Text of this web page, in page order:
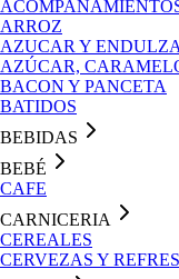
ARROZ
AZUCAR Y
AZÚCAR,
BACON Y PANCETA
BATIDOS
BEBIDAS
BEBÉ
CAFE
CARNICERIA
CEREALES
CERVEZAS Y